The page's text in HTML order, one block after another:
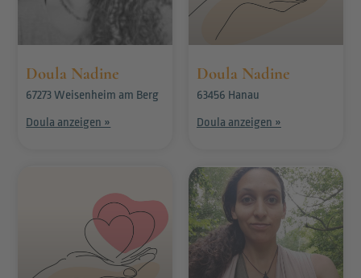
Doula Nadine
67273 Weisenheim am Berg
Doula anzeigen »
Doula Nadine
63456 Hanau
Doula anzeigen »